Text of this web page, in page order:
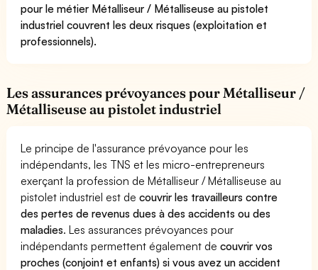
pour le métier Métalliseur / Métalliseuse au pistolet
industriel couvrent les deux risques (exploitation et
professionnels).
Les assurances prévoyances pour Métalliseur /
Métalliseuse au pistolet industriel
Le principe de l'assurance prévoyance pour les
indépendants, les TNS et les micro-entrepreneurs
exerçant la profession de Métalliseur / Métalliseuse au
pistolet industriel est decouvrir les travailleurs contre
des pertes de revenus dues à des accidents ou des
maladies. Les assurances prévoyances pour
indépendants permettent également decouvrir vos
proches (conjoint et enfants) si vous avez un accident